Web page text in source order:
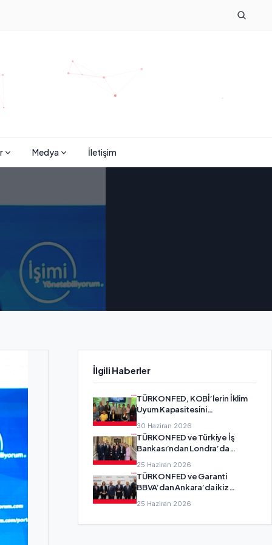
Medya İletişim
İlgili Haberler
TÜRKONFED, KOBİ’lerin İklim
Uyum Kapasitesini
Projesi’nin Ortağı Oldu
30 Haziran 2026
TÜRKONFED ve Türkiye İş
Bankası’ndan Londra’da
25 Haziran 2026
TÜRKONFED ve Garanti
BBVA’dan Ankara’da ikiz
25 Haziran 2026